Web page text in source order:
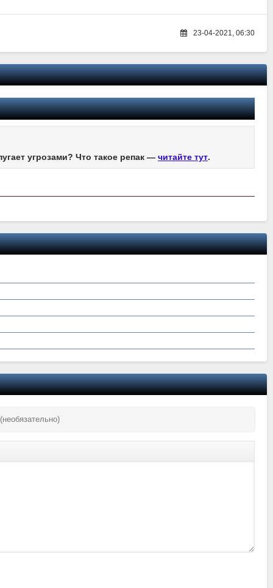
23-04-2021, 06:30
угрозами? Что такое репак — читайте тут.